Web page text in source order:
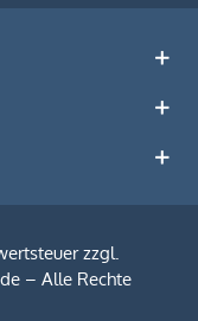
zzgl.
– Alle Rechte